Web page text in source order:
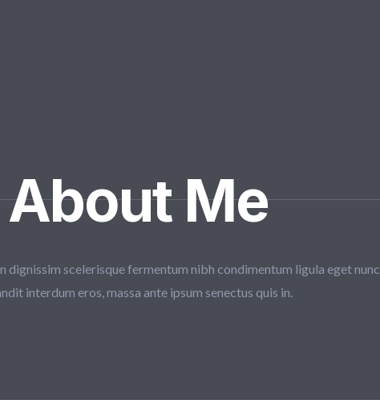
About Me
dignissim scelerisque fermentum nibh condimentum ligula eget nunc
interdum eros, massa ante ipsum senectus quis in.